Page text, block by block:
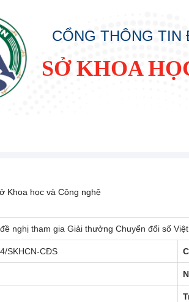
CỔNG THÔNG
SỞ KHOA
Khoa học và Công nghệ
nghị tham gia Giải thưởng Chuyển đổi số
SKHCN-CĐS